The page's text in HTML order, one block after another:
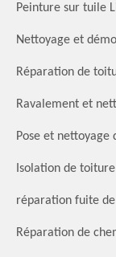
Peinture sur tuile
Nettoyage et
Réparation de
Ravalement et
Pose et nettoyage
Isolation de
réparation fuite
Réparation de